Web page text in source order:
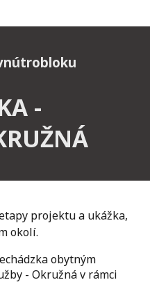
-
projektu a ukážka,
okolí.
obytným
- Okružná v rámci